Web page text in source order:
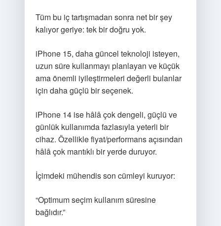
Tüm bu iç tartışmadan sonra net bir şey
kalıyor geriye: tek bir doğru yok.
iPhone 15, daha güncel teknoloji isteyen,
uzun süre kullanmayı planlayan ve küçük
ama önemli iyileştirmeleri değerli bulanlar
için daha güçlü bir seçenek.
iPhone 14 ise hâlâ çok dengeli, güçlü ve
günlük kullanımda fazlasıyla yeterli bir
cihaz. Özellikle fiyat/performans açısından
hâlâ çok mantıklı bir yerde duruyor.
İçimdeki mühendis son cümleyi kuruyor:
“Optimum seçim kullanım süresine
bağlıdır.”